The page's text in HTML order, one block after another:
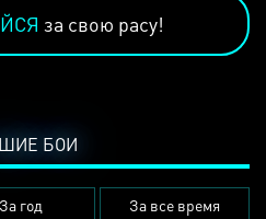
за свою расу!
БОИ
За год За все время